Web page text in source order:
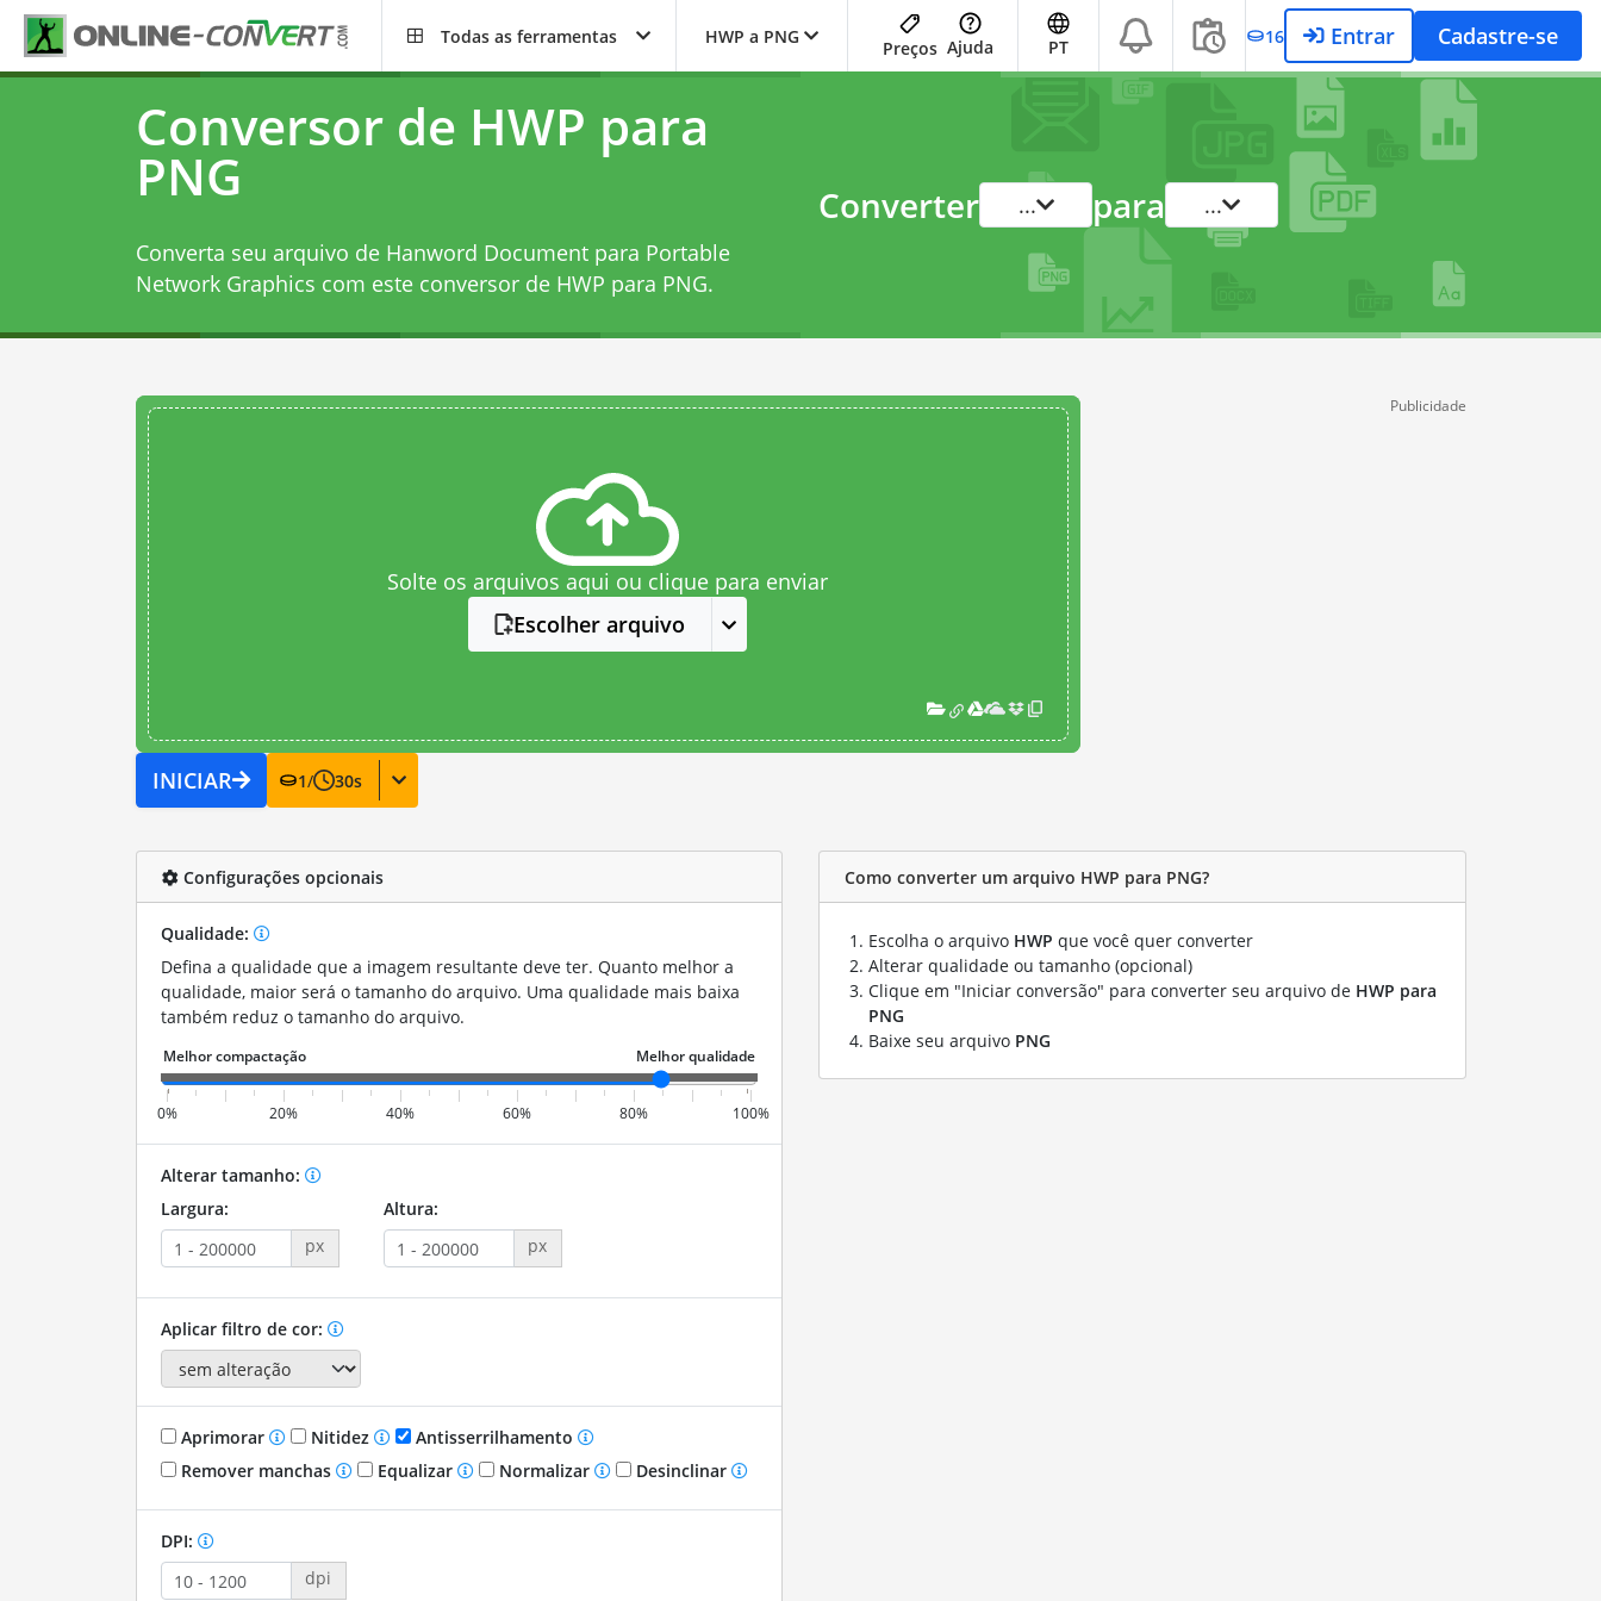
Todas as ferramentas HWP a PNG
Preços Ajuda PT 16 Entrar Cadastre-se
Conversor de HWP para
PNG
Converta seu arquivo de Hanword Document para Portable
Network Graphics com este conversor de HWP para PNG.
Converter ... para ...
Solte os arquivos aqui ou clique para enviar
Escolher arquivo
INICIAR 1/ 30s
Publicidade
Configurações opcionais
Qualidade:
Defina a qualidade que a imagem resultante deve ter. Quanto melhor a
qualidade, maior será o tamanho do arquivo. Uma qualidade mais baixa
também reduz o tamanho do arquivo.
0% 20% 40% 60% 80% 100%
Alterar tamanho:
Largura:
px
Altura:
px
Aplicar filtro de cor:
Aprimorar Nitidez
Antisserrilhamento
Remover manchas
Equalizar Normalizar Desinclinar
DPI:
dpi
Como converter um arquivo HWP para PNG?
Escolha o arquivo HWP que você quer converter
Alterar qualidade ou tamanho (opcional)
Clique em "Iniciar conversão" para converter seu arquivo de HWP para
PNG
Baixe seu arquivo PNG